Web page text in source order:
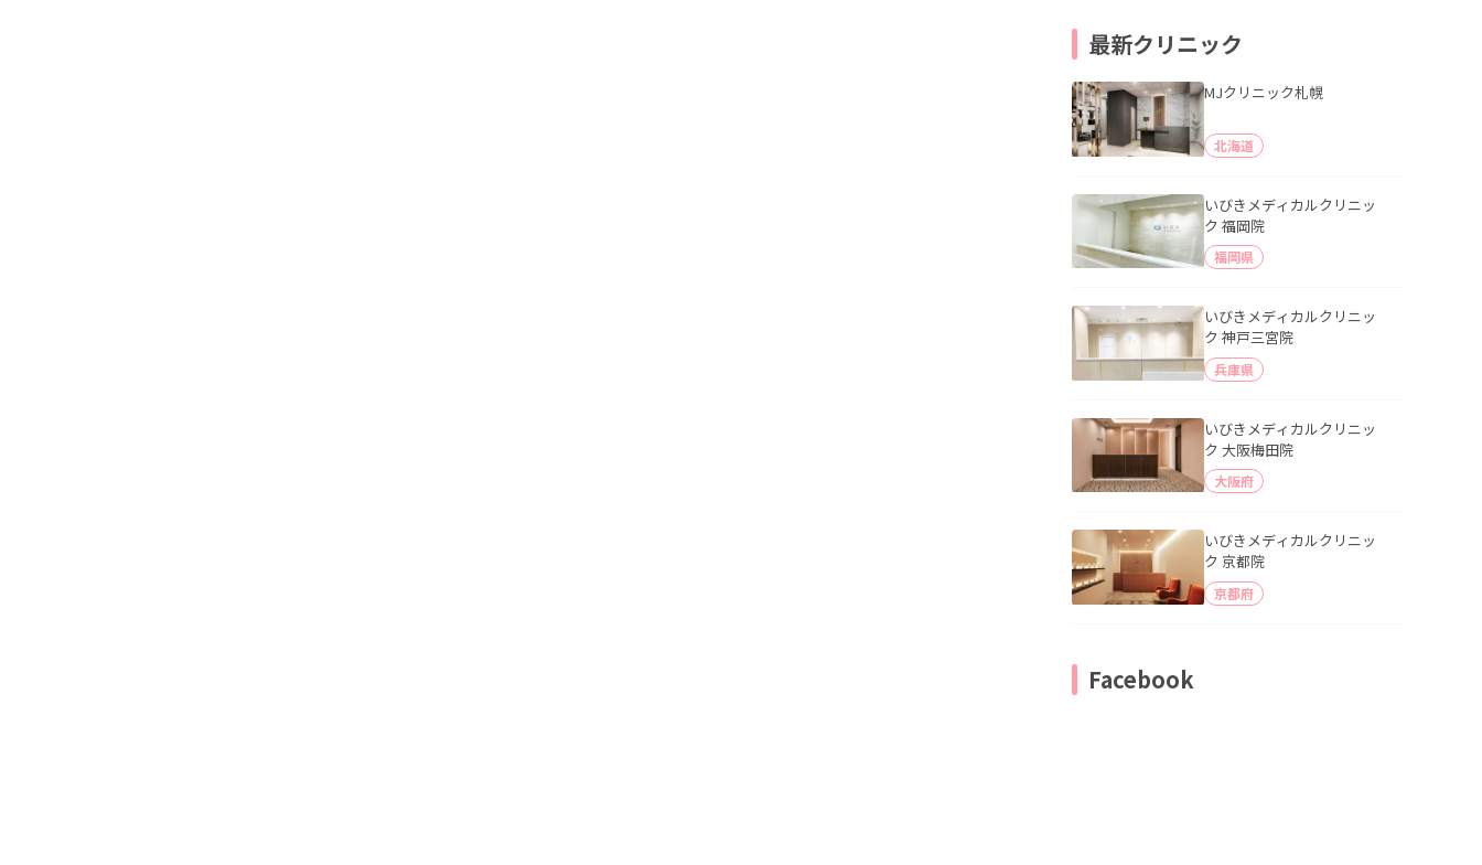
最新クリニック
MJクリニック札幌
北海道
いびきメディカルクリニッ
ク 福岡院
福岡県
いびきメディカルクリニッ
ク 神戸三宮院
兵庫県
いびきメディカルクリニッ
ク 大阪梅田院
大阪府
いびきメディカルクリニッ
ク 京都院
京都府
Facebook